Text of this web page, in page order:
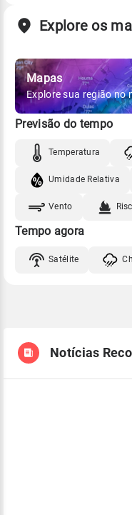
Explore os
Mapas
Explore sua região no
Previsão do tempo
Temperatura
Umidade Relativa
Vento
Tempo agora
Satélite
Notícias